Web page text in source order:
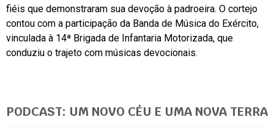
fiéis que demonstraram sua devoção à padroeira. O cortejo
contou com a participação da Banda de Música do Exército,
vinculada à 14ª Brigada de Infantaria Motorizada, que
conduziu o trajeto com músicas devocionais.
PODCAST: UM NOVO CÉU E UMA NOVA TERRA